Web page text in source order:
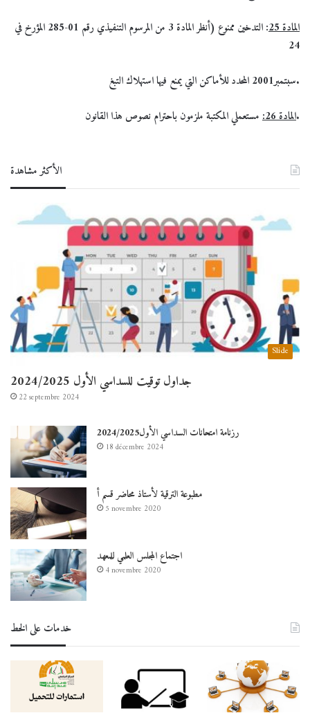
المادة 25
:التدخين ممنوع (أنظر المادة 3 من المرسوم التنفيذي رقم 01-285 المؤرخ في
24
سبتمبر2001 المحدد للأماكن التي يمنع فيها استهلاك التبغ.
المادة 26:مستعملي المكتبة ملزمون باحترام نصوص هذا القانون.
الأكثر مشاهدة
Slide
جداول توقيت للسداسي الأول 2024/2025
22 septembre 2024
رزنامة امتحانات السداسي الأول2024/2025
18 décembre 2024
مطبوعة الترقية لأستاذ محاضر قسم أ
5 novembre 2020
اجتماع المجلس العلمي للمعهد
4 novembre 2020
خدمات على الخط